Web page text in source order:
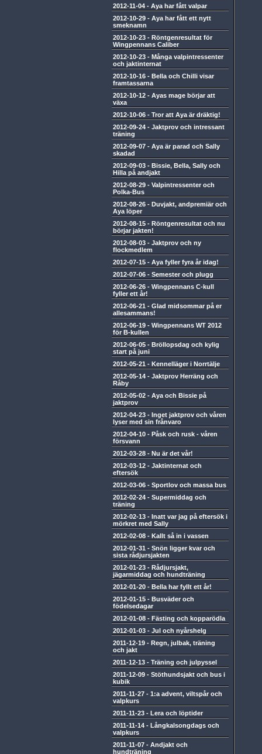
2012-11-04 - Aya har fått valpar
2012-10-29 - Aya har fått ett nytt
smeknamn
2012-10-23 - Röntgenresultat för
Wingpennans Caliber
2012-10-23 - Många valpintressenter
och jaktinternat
2012-10-16 - Bella och Chilli visar
framtassarna
2012-10-12 - Ayas mage börjar att
växa
2012-10-06 - Tror att Aya är dräktig!
2012-09-24 - Jaktprov och intressant
träning
2012-09-07 - Aya är parad och Sally
skadad
2012-09-03 - Bissie, Bella, Sally och
Hilla på andjakt
2012-08-29 - Valpintressenter och
Polka-Bus
2012-08-26 - Duvjakt, andpremiär och
Aya löper
2012-08-15 - Röntgenresultat och nu
börjar jakten!
2012-08-03 - Jaktprov och ny
flockmedlem
2012-07-15 - Aya fyller fyra år idag!
2012-07-06 - Semester och plugg
2012-06-26 - Wingpennans C-kull
fyller ett år!
2012-06-21 - Glad midsommar på er
allesammans!
2012-06-19 - Wingpennans WT 2012
för B-kullen
2012-06-05 - Bröllopsdag och kylig
start på juni
2012-05-21 - Kennelläger i Norrtälje
2012-05-14 - Jaktprov Herräng och
Råby
2012-05-02 - Aya och Bissie på
jaktprov
2012-04-23 - Inget jaktprov och våren
lyser med sin frånvaro
2012-04-10 - Påsk och rusk - våren
försvann
2012-03-28 - Nu är det vår!
2012-03-12 - Jaktinternat och
eftersök
2012-03-06 - Sportlov och massa bus
2012-02-24 - Supermiddag och
träning
2012-02-13 - Inatt var jag på eftersök i
mörkret med Sally
2012-02-08 - Kallt så in i vassen
2012-01-31 - Snön ligger kvar och
sista rådjursjakten
2012-01-23 - Rådjursjakt,
jägarmiddag och hundträning
2012-01-20 - Bella har fyllt ett år!
2012-01-15 - Busväder och
födelsedagar
2012-01-08 - Fästing och kopparödla
2012-01-03 - Jul och nyårshelg
2011-12-19 - Regn, julbak, träning
och jakt
2011-12-13 - Träning och julpyssel
2011-12-09 - Stöthundsjakt och bus i
kubik
2011-11-27 - 1:a advent, viltspår och
valpkurs
2011-11-23 - Lera och löptider
2011-11-14 - Långkalsongdags och
valpkurs
2011-11-07 - Andjakt och
hundträning